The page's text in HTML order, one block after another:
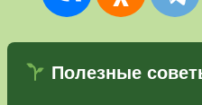
Полезные